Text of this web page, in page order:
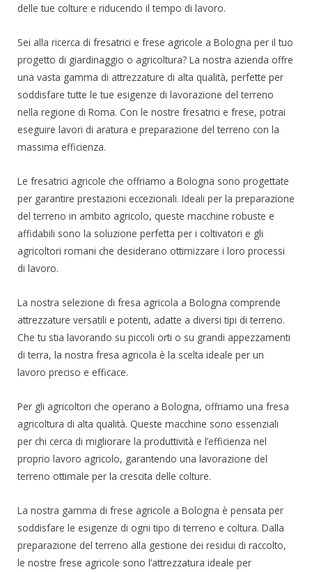
delle tue colture e riducendo il tempo di lavoro.
Sei alla ricerca di fresatrici e frese agricole a Bologna per il tuo
progetto di giardinaggio o agricoltura? La nostra azienda offre
una vasta gamma di attrezzature di alta qualità, perfette per
soddisfare tutte le tue esigenze di lavorazione del terreno
nella regione di Roma. Con le nostre fresatrici e frese, potrai
eseguire lavori di aratura e preparazione del terreno con la
massima efficienza.
Le fresatrici agricole che offriamo a Bologna sono progettate
per garantire prestazioni eccezionali. Ideali per la preparazione
del terreno in ambito agricolo, queste macchine robuste e
affidabili sono la soluzione perfetta per i coltivatori e gli
agricoltori romani che desiderano ottimizzare i loro processi
di lavoro.
La nostra selezione di fresa agricola a Bologna comprende
attrezzature versatili e potenti, adatte a diversi tipi di terreno.
Che tu stia lavorando su piccoli orti o su grandi appezzamenti
di terra, la nostra fresa agricola è la scelta ideale per un
lavoro preciso e efficace.
Per gli agricoltori che operano a Bologna, offriamo una fresa
agricoltura di alta qualità. Queste macchine sono essenziali
per chi cerca di migliorare la produttività e l’efficienza nel
proprio lavoro agricolo, garantendo una lavorazione del
terreno ottimale per la crescita delle colture.
La nostra gamma di frese agricole a Bologna è pensata per
soddisfare le esigenze di ogni tipo di terreno e coltura. Dalla
preparazione del terreno alla gestione dei residui di raccolto,
le nostre frese agricole sono l’attrezzatura ideale per